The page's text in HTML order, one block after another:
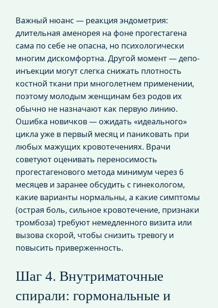
Важный нюанс — реакция эндометрия:
длительная аменорея на фоне прогестагена
сама по себе не опасна, но психологически
многим дискомфортна. Другой момент — депо-
инъекции могут слегка снижать плотность
костной ткани при многолетнем применении,
поэтому молодым женщинам без родов их
обычно не назначают как первую линию.
Ошибка новичков — ожидать «идеального»
цикла уже в первый месяц и паниковать при
любых мажущих кровотечениях. Врачи
советуют оценивать переносимость
прогестагенового метода минимум через 6
месяцев и заранее обсудить с гинекологом,
какие варианты нормальны, а какие симптомы
(острая боль, сильное кровотечение, признаки
тромбоза) требуют немедленного визита или
вызова скорой, чтобы снизить тревогу и
повысить приверженность.
Шаг 4. Внутриматочные
спирали: гормональные и